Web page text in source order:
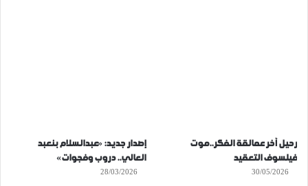
رحيل آخر عمالقة الفكر..موت
فيلسوف التعقيد
30/05/2026
إصدار جديد: «عبدالسلام بنعبد
العالي.. دروب وفجوات»
28/03/2026